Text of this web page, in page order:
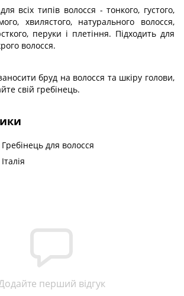
всіх типів волосся - тонкого, густого,
хвилястого, натурального волосся,
перуки і плетіння. Підходить для
волосся.
бруд на волосся та шкіру голови,
свій гребінець.
Гребінець для волосся
Італія
перший відгук